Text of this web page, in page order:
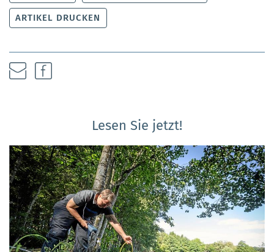
ARTIKEL DRUCKEN
Lesen Sie jetzt!